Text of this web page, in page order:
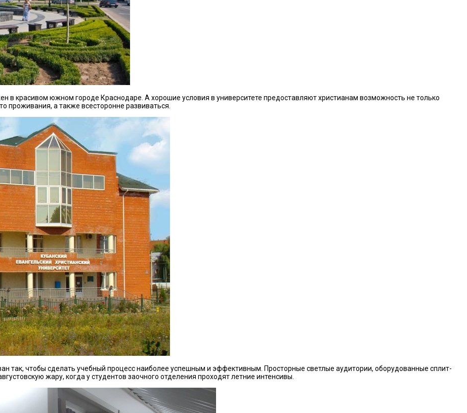
в красивом южном городе Краснодаре. А хорошие условия в университете предоставляют христианам возможность не только
проживания, а также всесторонне развиваться.
так, чтобы сделать учебный процесс наиболее успешным и эффективным. Просторные светлые аудитории, оборудованные сплит-
жару, когда у студентов заочного отделения проходят летние интенсивы.